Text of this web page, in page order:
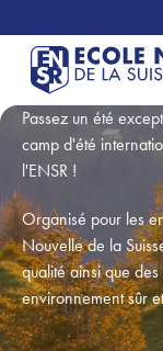
Passez un été
camp d'été
l'ENSR !
Organisé pour les
Nouvelle de la
qualité ainsi que
environnement sûr